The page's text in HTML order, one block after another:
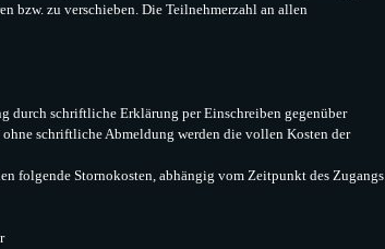
bzw. zu verschieben. Die Teilnehmerzahl an allen
durch schriftliche Erklärung per Einschreiben gegenüber
schriftliche Abmeldung werden die vollen Kosten der
folgende Stornokosten, abhängig vom Zeitpunkt des Zugangs